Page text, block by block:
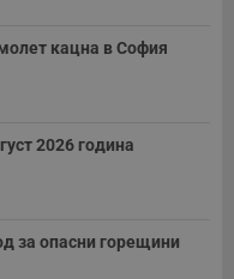
кацна в София
2026 година
за опасни горещини